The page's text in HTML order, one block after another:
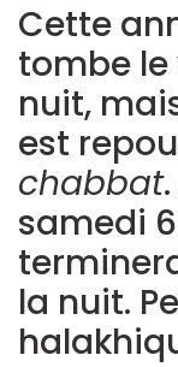
Cette
tombe
nuit,
est
chabbat
samedi
la nuit.